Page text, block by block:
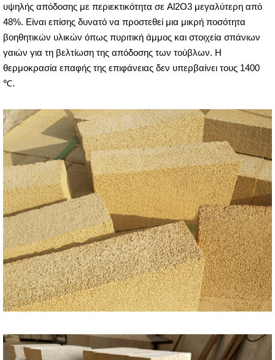
υψηλής απόδοσης με περιεκτικότητα σε Al2O3 μεγαλύτερη από
48%. Είναι επίσης δυνατό να προστεθεί μια μικρή ποσότητα
βοηθητικών υλικών όπως πυριτική άμμος και στοιχεία σπάνιων
γαιών για τη βελτίωση της απόδοσης των τούβλων. Η
θερμοκρασία επαφής της επιφάνειας δεν υπερβαίνει τους 1400
℃.